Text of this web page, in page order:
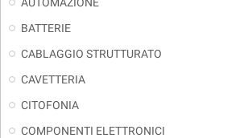
BATTERIE
CABLAGGIO STRUTTURATO
CAVETTERIA
CITOFONIA
COMPONENTI ELETTRONICI